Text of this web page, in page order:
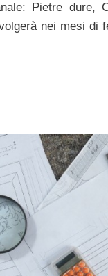
Pietre dure,
nei mesi di